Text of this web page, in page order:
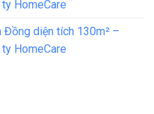
HomeCare
Đồng diện tích 130m² –
HomeCare